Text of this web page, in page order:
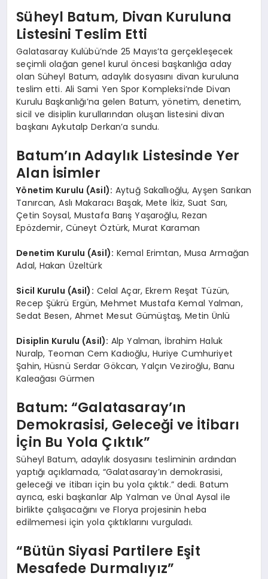
Süheyl Batum, Divan Kuruluna
Listesini Teslim Etti
Galatasaray Kulübü’nde 25 Mayıs’ta gerçekleşecek
seçimli olağan genel kurul öncesi başkanlığa aday
olan Süheyl Batum, adaylık dosyasını divan kuruluna
teslim etti. Ali Sami Yen Spor Kompleksi’nde Divan
Kurulu Başkanlığı’na gelen Batum, yönetim, denetim,
sicil ve disiplin kurullarından oluşan listesini divan
başkanı Aykutalp Derkan’a sundu.
Batum’ın Adaylık Listesinde Yer
Alan İsimler
Yönetim Kurulu (Asil): Aytuğ Sakallıoğlu, Ayşen Sarıkan
Tanırcan, Aslı Makaracı Başak, Mete İkiz, Suat Sarı,
Çetin Soysal, Mustafa Barış Yaşaroğlu, Rezan
Epözdemir, Cüneyt Öztürk, Murat Karaman
Denetim Kurulu (Asil): Kemal Erimtan, Musa Armağan
Adal, Hakan Üzeltürk
Sicil Kurulu (Asil): Celal Açar, Ekrem Reşat Tüzün,
Recep Şükrü Ergün, Mehmet Mustafa Kemal Yalman,
Sedat Besen, Ahmet Mesut Gümüştaş, Metin Ünlü
Disiplin Kurulu (Asil): Alp Yalman, İbrahim Haluk
Nuralp, Teoman Cem Kadıoğlu, Huriye Cumhuriyet
Şahin, Hüsnü Serdar Gökcan, Yalçın Veziroğlu, Banu
Kaleağası Gürmen
Batum: “Galatasaray’ın
Demokrasisi, Geleceği ve İtibarı
İçin Bu Yola Çıktık”
Süheyl Batum, adaylık dosyasını tesliminin ardından
yaptığı açıklamada, “Galatasaray’ın demokrasisi,
geleceği ve itibarı için bu yola çıktık.” dedi. Batum
ayrıca, eski başkanlar Alp Yalman ve Ünal Aysal ile
birlikte çalışacağını ve Florya projesinin heba
edilmemesi için yola çıktıklarını vurguladı.
“Bütün Siyasi Partilere Eşit
Mesafede Durmalıyız”